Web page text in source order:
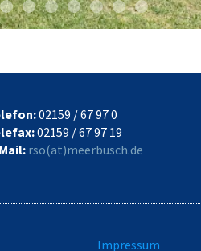
2
Tischtennisplatten
Sitzrondell Innenhof
Basketballkorb Innenhof
Bänke Innenhof
Bänke Innenhof 2
Innenhof
Innenhof
02159 / 67 97 0
02159 / 67 97 19
rso(at)meerbusch.de
Impressum